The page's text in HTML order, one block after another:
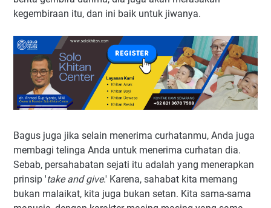
kegembiraan itu, dan ini baik untuk jiwanya.
Bagus juga jika selain menerima curhatanmu, Anda juga
membagi telinga Anda untuk menerima curhatan dia.
Sebab, persahabatan sejati itu adalah yang menerapkan
prinsip 'take and give.' Karena, sahabat kita memang
bukan malaikat, kita juga bukan setan. Kita sama-sama